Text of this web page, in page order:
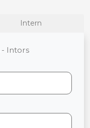
Intern
- Intors